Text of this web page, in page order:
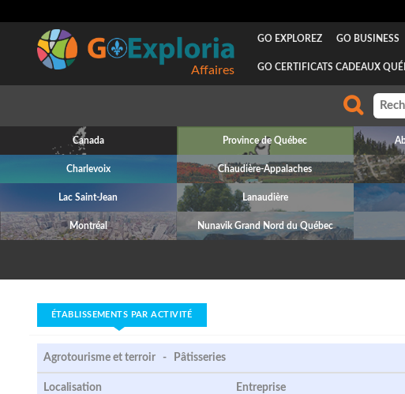
Affaires
GO EXPLOREZ GO BUSINESS
GO CERTIFICATS CADEAUX
Canada Province de Québec
Charlevoix Chaudière-Appalaches
Lac Saint-Jean Lanaudière
Montréal Nunavik Grand Nord du Québec
ÉTABLISSEMENTS PAR ACTIVITÉ
Agrotourisme et terroir - Pâtisseries
Localisation Entreprise